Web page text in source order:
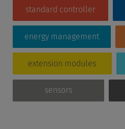
standard controller
energy management
extension modules
sensors